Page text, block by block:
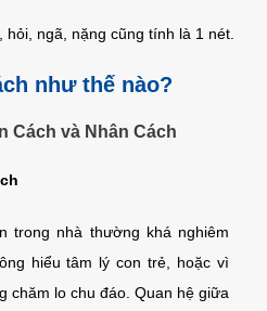
hỏi, ngã, nặng cũng tính là 1 nét.
như thế nào?
Cách và Nhân Cách
trong nhà thường khá nghiêm
hiểu tâm lý con trẻ, hoặc vì
chăm lo chu đáo. Quan hệ giữa